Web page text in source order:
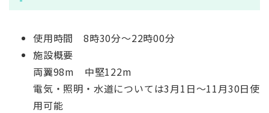
使用時間 8時30分～22時00分
施設概要
両翼98m 中堅122m
電気・照明・水道については3月1日～11月30日使
用可能